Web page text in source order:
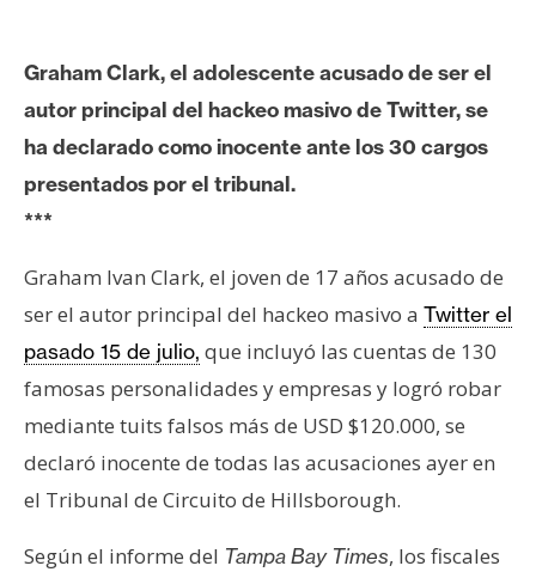
s
i
o
i
n
E
t
h
r
Graham Clark, el adolescente acusado de ser el
autor principal del hackeo masivo de Twitter, se
ha declarado como inocente ante los 30 cargos
presentados por el tribunal.
***
Graham Ivan Clark, el joven de 17 años acusado de
ser el autor principal del hackeo masivo a Twitter el
pasado 15 de julio, que incluyó las cuentas de 130
famosas personalidades y empresas y logró robar
mediante tuits falsos más de USD $120.000, se
declaró inocente de todas las acusaciones ayer en
el Tribunal de Circuito de Hillsborough.
Según el informe del Tampa Bay Times, los fiscales